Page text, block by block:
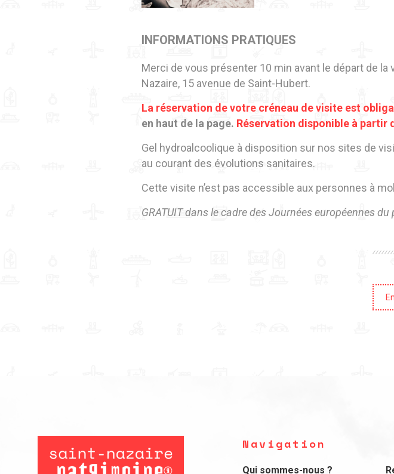
INFORMATIONS PRATIQUES
Merci de vous présenter 10 min avant le départ de
Nazaire, 15 avenue de Saint-Hubert.
La réservation de votre créneau de visite est
en haut de la page. Réservation disponible à partir
Gel hydroalcoolique à disposition sur nos sites de
au courant des évolutions sanitaires.
Cette visite n’est pas accessible aux personnes à
GRATUIT dans le cadre des Journées européennes du
Navigation
Qui sommes-nous ?